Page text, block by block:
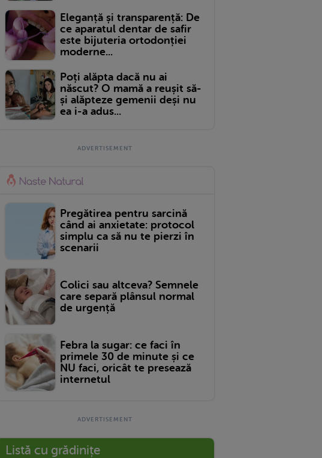
Eleganță și transparență: De
ce aparatul dentar de safir
este bijuteria ortodonției
moderne...
Poți alăpta dacă nu ai
născut? O mamă a reușit să-
și alăpteze gemenii deși nu
ea i-a adus...
Pregătirea pentru sarcină
când ai anxietate: protocol
simplu ca să nu te pierzi în
scenarii
Colici sau altceva? Semnele
care separă plânsul normal
de urgență
Febra la sugar: ce faci în
primele 30 de minute și ce
NU faci, oricât te presează
internetul
Listă cu grădinițe